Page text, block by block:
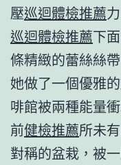
壓巡迴體檢推薦
巡迴體檢推薦下
條精緻的蕾絲絲
她做了一個優雅
啡館被兩種能量
前健檢推薦所未
對稱的盆栽，被